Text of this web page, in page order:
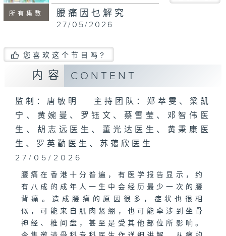
所有集数 腰痛因乜解究
27/05/2026
您喜欢这个节目吗?
内容 CONTENT
监制：唐敏明 主持团队：郑萃雯、梁凯
宁、黄婉曼、罗钰文、蔡雪莹、邓智伟医
生、胡志远医生、董光达医生、黄秉康医
生、罗英勤医生、苏蔼欣医生
27/05/2026
腰痛在香港十分普遍，有医学报告显示，约
有八成的成年人一生中会经历最少一次的腰
背痛。造成腰痛的原因很多，症状也很相
似，可能来自肌肉紧绷，也可能牵涉到坐骨
神经、椎间盘，甚至是受其他部位所影响。